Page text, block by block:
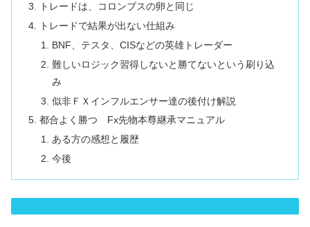
トレードは、コロンブスの卵と同じ
トレードで結果が出ない仕組み
BNF、テスタ、CISなどの英雄トレーダー
難しいロジック習得しないと勝てないという刷り込
み
似非ＦＸインフルエンサー達の後付け解説
都合よく勝つ Fx先物本尊継承マニュアル
ある方の感想と履歴
今後